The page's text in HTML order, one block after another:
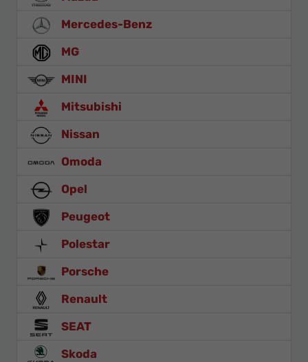
Mercedes-Benz
MG
MINI
Mitsubishi
Nissan
Omoda
Opel
Peugeot
Polestar
Porsche
Renault
SEAT
Skoda